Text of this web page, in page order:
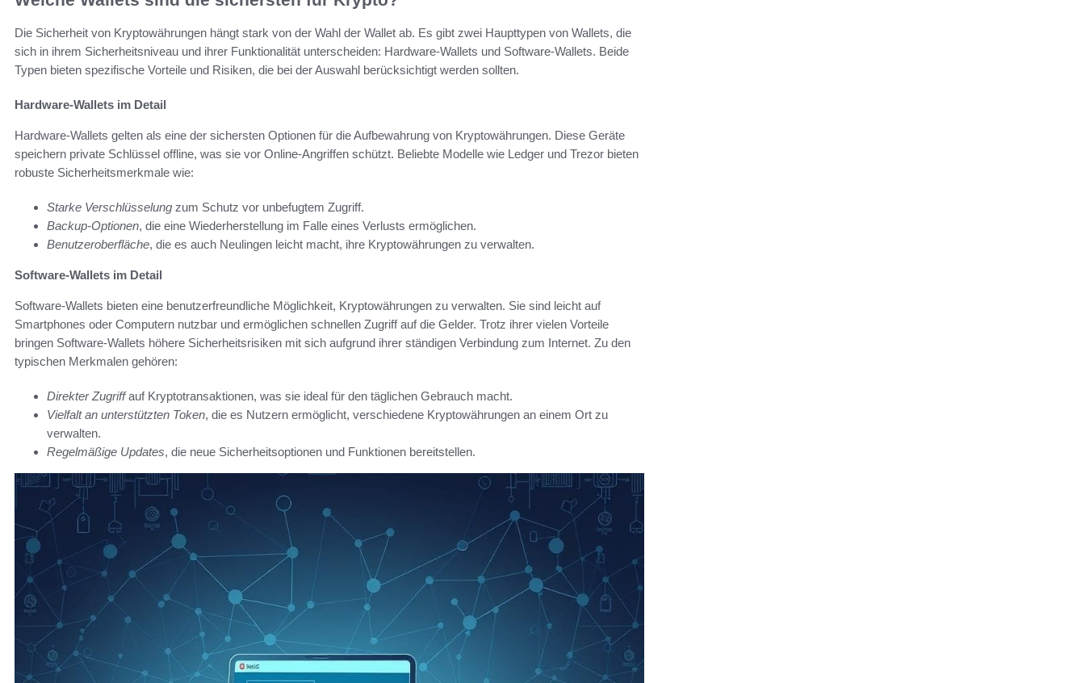
Die Sicherheit von Kryptowährungen hängt stark von der Wahl der Wallet ab. Es gibt zwei Haupttypen von Wallets, die
sich in ihrem Sicherheitsniveau und ihrer Funktionalität unterscheiden: Hardware-Wallets und Software-Wallets. Beide
Typen bieten spezifische Vorteile und Risiken, die bei der Auswahl berücksichtigt werden sollten.
Hardware-Wallets im Detail
Hardware-Wallets gelten als eine der sichersten Optionen für die Aufbewahrung von Kryptowährungen. Diese Geräte
speichern private Schlüssel offline, was sie vor Online-Angriffen schützt. Beliebte Modelle wie Ledger und Trezor bieten
robuste Sicherheitsmerkmale wie:
Starke Verschlüsselung zum Schutz vor unbefugtem Zugriff.
Backup-Optionen, die eine Wiederherstellung im Falle eines Verlusts ermöglichen.
Benutzeroberfläche, die es auch Neulingen leicht macht, ihre Kryptowährungen zu verwalten.
Software-Wallets im Detail
Software-Wallets bieten eine benutzerfreundliche Möglichkeit, Kryptowährungen zu verwalten. Sie sind leicht auf
Smartphones oder Computern nutzbar und ermöglichen schnellen Zugriff auf die Gelder. Trotz ihrer vielen Vorteile
bringen Software-Wallets höhere Sicherheitsrisiken mit sich aufgrund ihrer ständigen Verbindung zum Internet. Zu den
typischen Merkmalen gehören:
Direkter Zugriffauf Kryptotransaktionen, was sie ideal für den täglichen Gebrauch macht.
Vielfalt an unterstützten Token, die es Nutzern ermöglicht, verschiedene Kryptowährungen an einem Ort zu
verwalten.
Regelmäßige Updates, die neue Sicherheitsoptionen und Funktionen bereitstellen.